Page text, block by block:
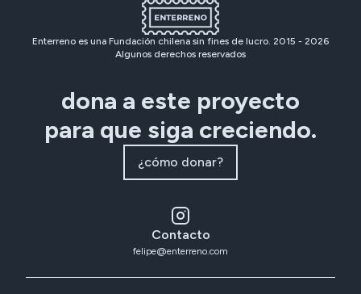
Enterreno es una Fundación chilena sin fines de lucro. 2015 - 2026
Algunos derechos reservados
dona a este proyecto
para que siga creciendo.
¿cómo donar?
Contacto
felipe@enterreno.com